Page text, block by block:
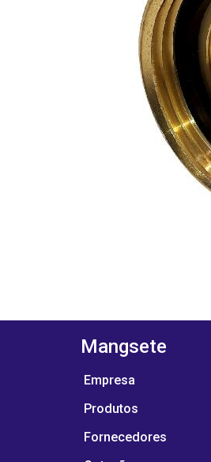
Mangsete
Empresa
Produtos
Fornecedores